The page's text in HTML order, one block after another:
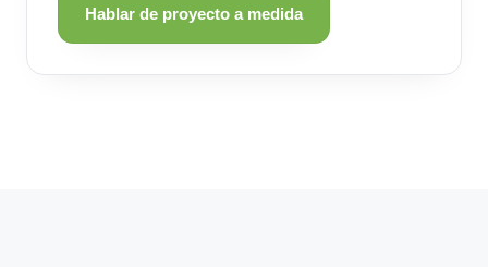
Hablar de proyecto a medida